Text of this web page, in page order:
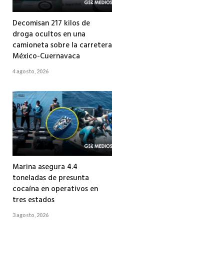
Decomisan 217 kilos de
droga ocultos en una
camioneta sobre la carretera
México-Cuernavaca
4 agosto, 2026
Marina asegura 4.4
toneladas de presunta
cocaína en operativos en
tres estados
3 agosto, 2026